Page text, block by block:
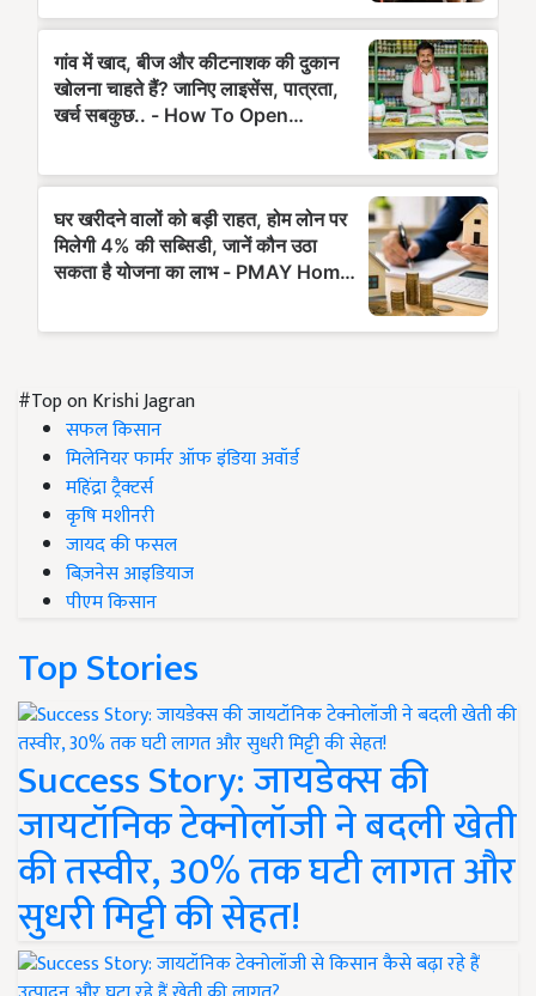
#Top on Krishi Jagran
सफल किसान
मिलेनियर फार्मर ऑफ इंडिया अवॉर्ड
महिंद्रा ट्रैक्टर्स
कृषि मशीनरी
जायद की फसल
बिज़नेस आइडियाज
पीएम किसान
Top Stories
Success Story: जायडेक्स की
जायटॉनिक टेक्नोलॉजी ने बदली खेती
की तस्वीर, 30% तक घटी लागत और
सुधरी मिट्टी की सेहत!